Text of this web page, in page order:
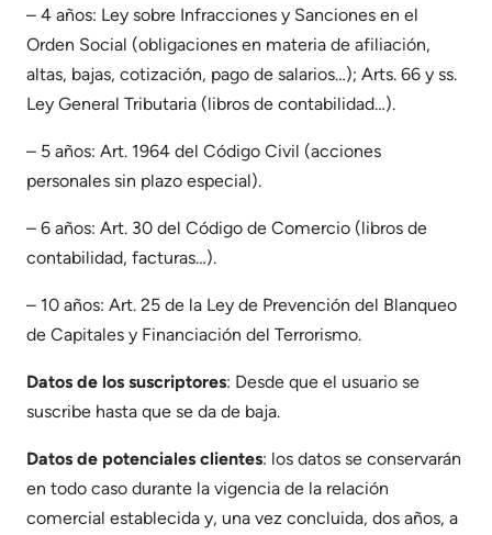
– 4 años: Ley sobre Infracciones y Sanciones en el
Orden Social (obligaciones en materia de afiliación,
altas, bajas, cotización, pago de salarios…); Arts. 66 y ss.
Ley General Tributaria (libros de contabilidad…).
– 5 años: Art. 1964 del Código Civil (acciones
personales sin plazo especial).
– 6 años: Art. 30 del Código de Comercio (libros de
contabilidad, facturas…).
– 10 años: Art. 25 de la Ley de Prevención del Blanqueo
de Capitales y Financiación del Terrorismo.
Datos de los suscriptores: Desde que el usuario se
suscribe hasta que se da de baja.
Datos de potenciales clientes: los datos se conservarán
en todo caso durante la vigencia de la relación
comercial establecida y, una vez concluida, dos años, a